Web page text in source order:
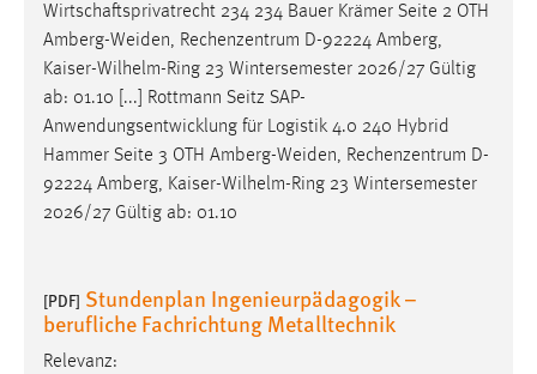
Wirtschaftsprivatrecht 234 234 Bauer Krämer Seite 2 OTH
Amberg-Weiden, Rechenzentrum D-92224 Amberg,
Kaiser-Wilhelm-Ring 23 Wintersemester 2026/27 Gültig
ab: 01.10 [...] Rottmann Seitz SAP-
Anwendungsentwicklung für Logistik 4.0 240 Hybrid
Hammer Seite 3 OTH Amberg-Weiden, Rechenzentrum D-
92224 Amberg, Kaiser-Wilhelm-Ring 23 Wintersemester
2026/27 Gültig ab: 01.10
[PDF] Stundenplan Ingenieurpädagogik –
berufliche Fachrichtung Metalltechnik
Relevanz:
Vimeo